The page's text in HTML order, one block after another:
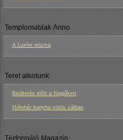
Templomablak Anno
A Luxfer prizma
Teret alkotunk
Beültetés előtt a függőkert
Hófehér konyha vörös sálban
Térformáló Magazin